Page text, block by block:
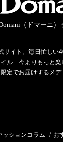
（ドマーニ）
サイト。毎日忙しい
ル…今よりもっと
定でお届けするメデ
ッションコラム / お